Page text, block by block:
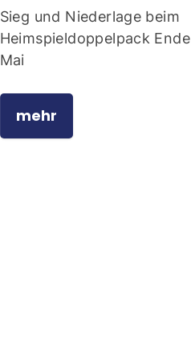
Sieg und Niederlage beim
Heimspieldoppelpack Ende
Mai
mehr